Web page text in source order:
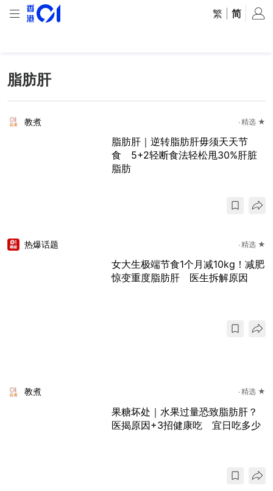
繁 简
脂肪肝
教煮 精选 ★
脂肪肝｜逆转脂肪肝毋须天天节
食 5+2轻断食法轻松甩30%肝脏
脂肪
热爆话题 精选 ★
女大生极端节食1个月减10kg！减肥
惊变重度脂肪肝 医生拆解原因
教煮 精选 ★
果糖坏处｜水果过量恐致脂肪肝？
医揭原因+3招健康吃 宜日吃多少